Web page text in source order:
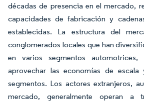
décadas de presencia en el mercado,
capacidades de fabricación y
establecidas. La estructura del
conglomerados locales que han
en varios segmentos
aprovechar las economías de escala
segmentos. Los actores extranjeros,
mercado, generalmente operan a